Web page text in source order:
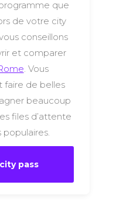
que
de votre city
conseillons
et comparer
. Vous
faire de belles
beaucoup
files d’attente
populaires.
pass